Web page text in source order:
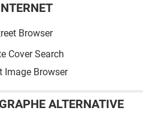
Browser
Cover Search
Image Browser
ALTERNATIVE